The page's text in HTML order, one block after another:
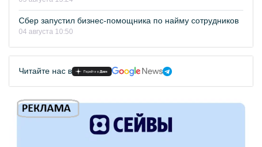
Сбер запустил бизнес-помощника по найму сотрудников
04 августа 10:50
Читайте нас в